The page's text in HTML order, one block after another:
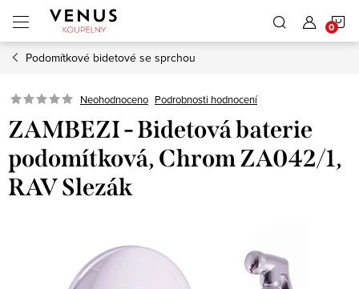
obsah
Podomítkové bidetové se sprchou
Neohodnoceno Podrobnosti hodnocení
ZAMBEZI - Bidetová baterie
podomítková, Chrom ZA042/1,
RAV Slezák